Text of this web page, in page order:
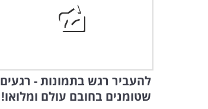
להעביר רגש בתמונות - רגעים
שטומנים בחובם עולם ומלואו!